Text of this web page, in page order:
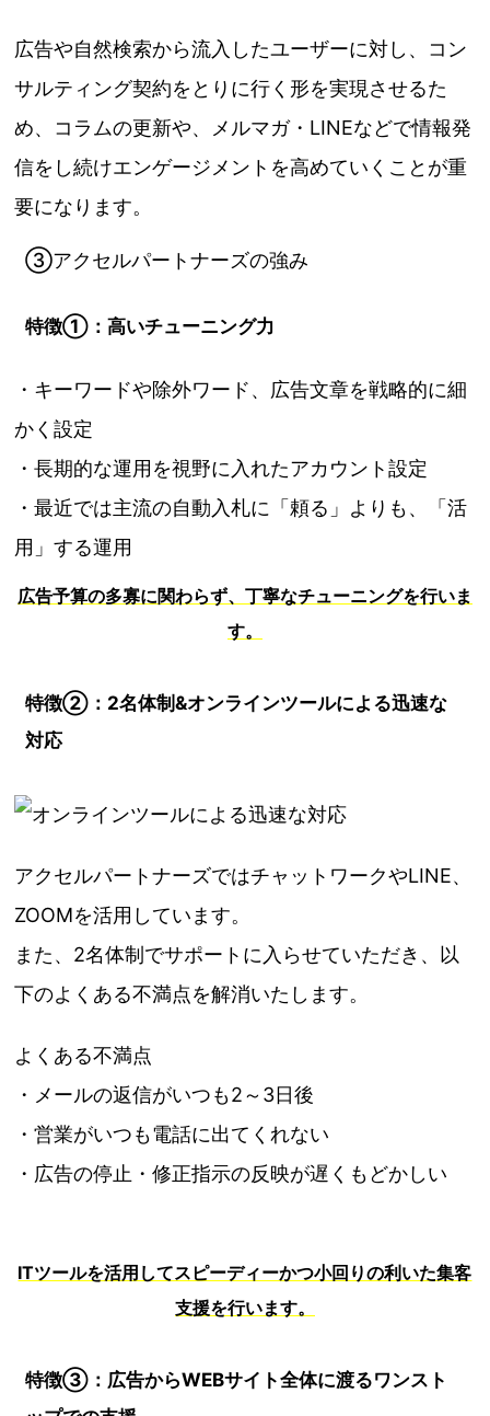
広告や自然検索から流入したユーザーに対し、コン
サルティング契約をとりに行く形を実現させるた
め、コラムの更新や、メルマガ・LINEなどで情報発
信をし続けエンゲージメントを高めていくことが重
要になります。
③アクセルパートナーズの強み
特徴①：高いチューニング力
・キーワードや除外ワード、広告文章を戦略的に細
かく設定
・長期的な運用を視野に入れたアカウント設定
・最近では主流の自動入札に「頼る」よりも、「活
用」する運用
広告予算の多寡に関わらず、丁寧なチューニングを行いま
す。
特徴②：2名体制&オンラインツールによる迅速な
対応
アクセルパートナーズではチャットワークやLINE、
ZOOMを活用しています。
また、2名体制でサポートに入らせていただき、以
下のよくある不満点を解消いたします。
よくある不満点
・メールの返信がいつも2～3日後
・営業がいつも電話に出てくれない
・広告の停止・修正指示の反映が遅くもどかしい
ITツールを活用してスピーディーかつ小回りの利いた集客
支援を行います。
特徴③：広告からWEBサイト全体に渡るワンスト